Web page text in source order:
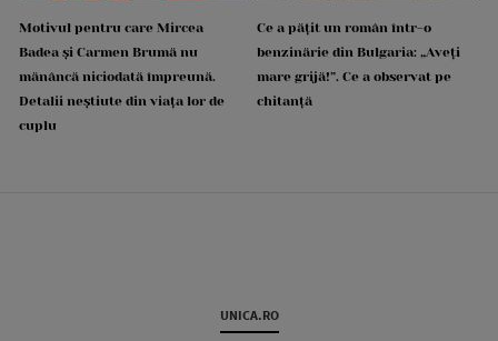
Motivul pentru care Mircea
Badea și Carmen Brumă nu
mănâncă niciodată împreună.
Detalii neștiute din viața lor de
cuplu
Ce a pățit un român într-o
benzinărie din Bulgaria: „Aveți
mare grijă!”. Ce a observat pe
chitanță
UNICA.RO